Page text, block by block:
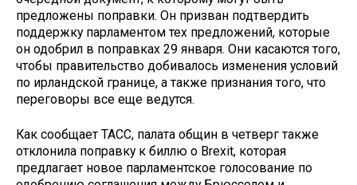
предложены поправки. Он призван подтвердить
поддержку парламентом тех предложений, которые
он одобрил в поправках 29 января. Они касаются того,
чтобы правительство добивалось изменения условий
по ирландской границе, а также признания того, что
переговоры все еще ведутся.
Как сообщает ТАСС, палата общин в четверг также
отклонила поправку к биллю о Brexit, которая
предлагает новое парламентское голосование по